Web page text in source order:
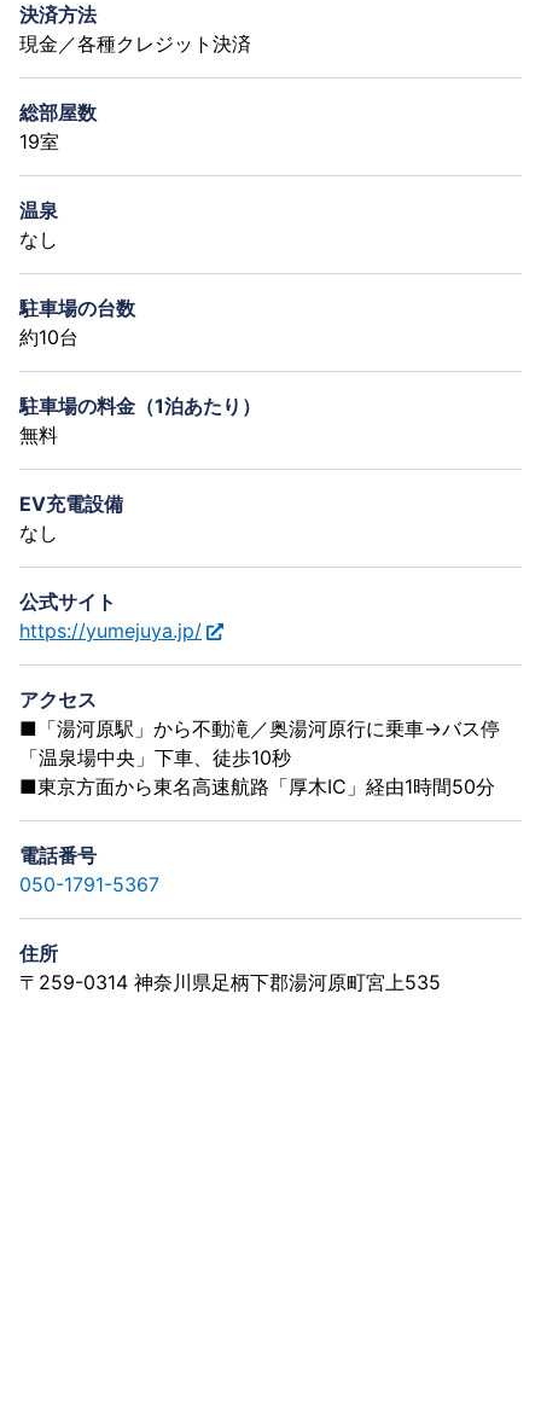
決済方法
現金／各種クレジット決済
総部屋数
19室
温泉
なし
駐車場の台数
約10台
駐車場の料金（1泊あたり）
無料
EV充電設備
なし
公式サイト
https://yumejuya.jp/
アクセス
■「湯河原駅」から不動滝／奥湯河原行に乗車→バス停
「温泉場中央」下車、徒歩10秒
■東京方面から東名高速航路「厚木IC」経由1時間50分
電話番号
050-1791-5367
住所
〒259-0314 神奈川県足柄下郡湯河原町宮上535